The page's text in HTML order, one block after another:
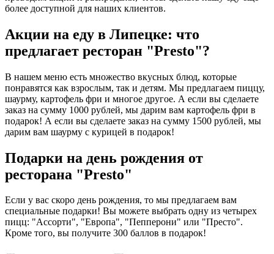
более доступной для наших клиентов.
Акции на еду в Липецке: что
предлагает ресторан "Presto"?
В нашем меню есть множество вкусных блюд, которые
понравятся как взрослым, так и детям. Мы предлагаем пиццу,
шаурму, картофель фри и многое другое. А если вы сделаете
заказ на сумму 1000 рублей, мы дарим вам картофель фри в
подарок! А если вы сделаете заказ на сумму 1500 рублей, мы
дарим вам шаурму с курицей в подарок!
Подарки на день рождения от
ресторана "Presto"
Если у вас скоро день рождения, то мы предлагаем вам
специальные подарки! Вы можете выбрать одну из четырех
пицц: "Ассорти", "Европа", "Пепперони" или "Престо".
Кроме того, вы получите 300 баллов в подарок!